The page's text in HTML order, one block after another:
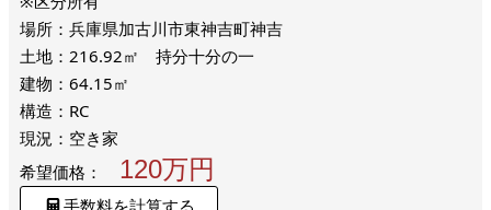
場所：兵庫県加古川市東神吉町神吉
土地：216.92㎡ 持分十分の一
建物：64.15㎡
構造：RC
現況：空き家
希望価格：
120万円
手数料を計算する